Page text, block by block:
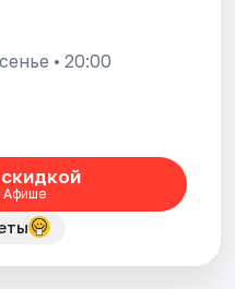
• 20:00
Афише